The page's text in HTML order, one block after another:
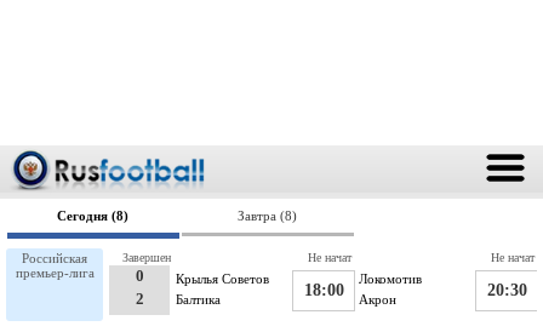
Сегодня (8) Завтра (8)
Российская
премьер-лига
Крылья Советов
0
2
Балтика
Завершен
Локомотив
18:00 Акрон
Не начат
20:30
Не начат